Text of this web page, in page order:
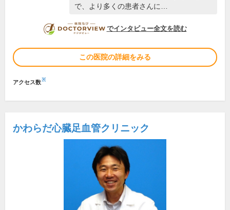
で、より多くの患者さんに…
DOCTORVIEW
でインタビュー全文を読む
この医院の詳細をみる
アクセス数※
かわらだ心臓足血管クリニック